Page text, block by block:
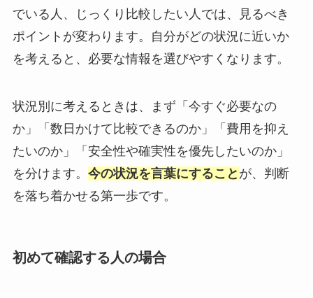
でいる人、じっくり比較したい人では、見るべき
ポイントが変わります。自分がどの状況に近いか
を考えると、必要な情報を選びやすくなります。
状況別に考えるときは、まず「今すぐ必要なの
か」「数日かけて比較できるのか」「費用を抑え
たいのか」「安全性や確実性を優先したいのか」
を分けます。 今の状況を言葉にすること が、判断
を落ち着かせる第一歩です。
初めて確認する人の場合